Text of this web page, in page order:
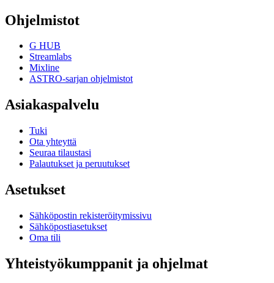
Ohjelmistot
G HUB
Streamlabs
Mixline
ASTRO-sarjan ohjelmistot
Asiakaspalvelu
Tuki
Ota yhteyttä
Seuraa tilaustasi
Palautukset ja peruutukset
Asetukset
Sähköpostin rekisteröitymissivu
Sähköpostiasetukset
Oma tili
Yhteistyökumppanit ja ohjelmat